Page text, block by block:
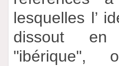
lesquelles l’
dissout en
"ibérique",